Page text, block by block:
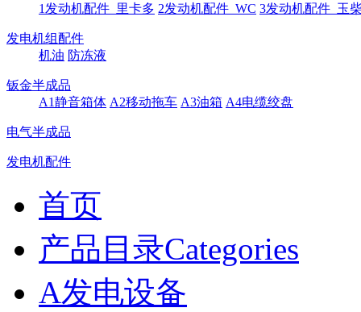
1发动机配件_里卡多 2发动机配件_WC 3发动机配件_玉
发电机组配件
机油 防冻液
钣金半成品
A1静音箱体 A2移动拖车 A3油箱 A4电缆绞盘
电气半成品
发电机配件
首页
产品目录Categories
A发电设备